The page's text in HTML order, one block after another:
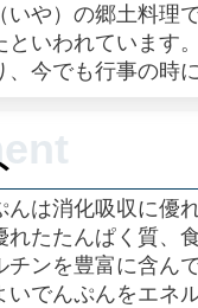
いや）の郷土料理
といわれています
、今でも行事の時
んは消化吸収に優
れたたんぱく質、
チンを豊富に含ん
いでんぷんをエネ